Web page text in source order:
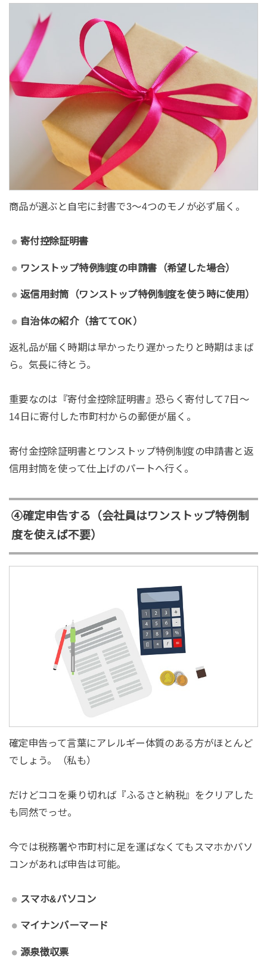
商品が選ぶと自宅に封書で3〜4つのモノが必ず届く。
寄付控除証明書
ワンストップ特例制度の申請書（希望した場合）
返信用封筒（ワンストップ特例制度を使う時に使用）
自治体の紹介（捨ててOK）
返礼品が届く時期は早かったり遅かったりと時期はまば
ら。気長に待とう。
重要なのは『寄付金控除証明書』恐らく寄付して7日〜
14日に寄付した市町村からの郵便が届く。
寄付金控除証明書とワンストップ特例制度の申請書と返
信用封筒を使って仕上げのパートへ行く。
④確定申告する（会社員はワンストップ特例制
度を使えば不要）
確定申告って言葉にアレルギー体質のある方がほとんど
でしょう。（私も）
だけどココを乗り切れば『ふるさと納税』をクリアした
も同然でっせ。
今では税務署や市町村に足を運ばなくてもスマホかパソ
コンがあれば申告は可能。
スマホ&パソコン
マイナンバーマード
源泉徴収票